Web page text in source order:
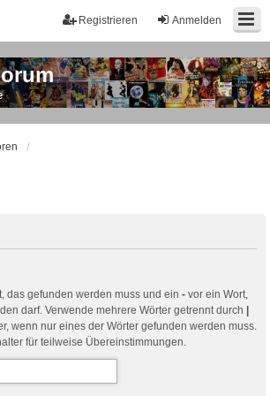
Anmelden
Registrieren
das gefunden werden muss und ein - vor ein Wort,
darf. Verwende mehrere Wörter getrennt durch |
wenn nur eines der Wörter gefunden werden muss.
für teilweise Übereinstimmungen.